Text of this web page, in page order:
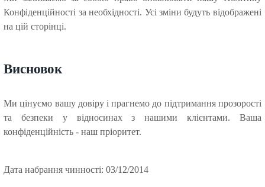
Конфіденційності за необхідності. Усі зміни будуть відображені
на цій сторінці.
Висновок
Ми цінуємо вашу довіру і прагнемо до підтримання прозорості
та безпеки у відносинах з нашими клієнтами. Ваша
конфіденційність - наш пріоритет.
Дата набрання чинності: 03/12/2014